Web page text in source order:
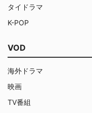
タイドラマ
K-POP
VOD
海外ドラマ
映画
TV番組